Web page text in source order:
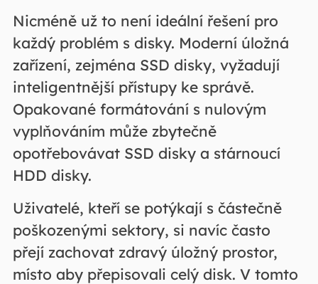
Nicméně už to není ideální řešení pro
každý problém s disky. Moderní úložná
zařízení, zejména SSD disky, vyžadují
inteligentnější přístupy ke správě.
Opakované formátování s nulovým
vyplňováním může zbytečně
opotřebovávat SSD disky a stárnoucí
HDD disky.
Uživatelé, kteří se potýkají s částečně
poškozenými sektory, si navíc často
přejí zachovat zdravý úložný prostor,
místo aby přepisovali celý disk. V tomto